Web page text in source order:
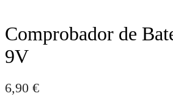
Comprobador de
9V
6,90 €